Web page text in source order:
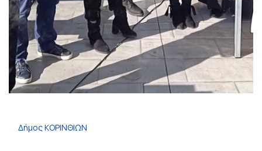
Δήμος ΚΟΡΙΝΘΙΩΝ